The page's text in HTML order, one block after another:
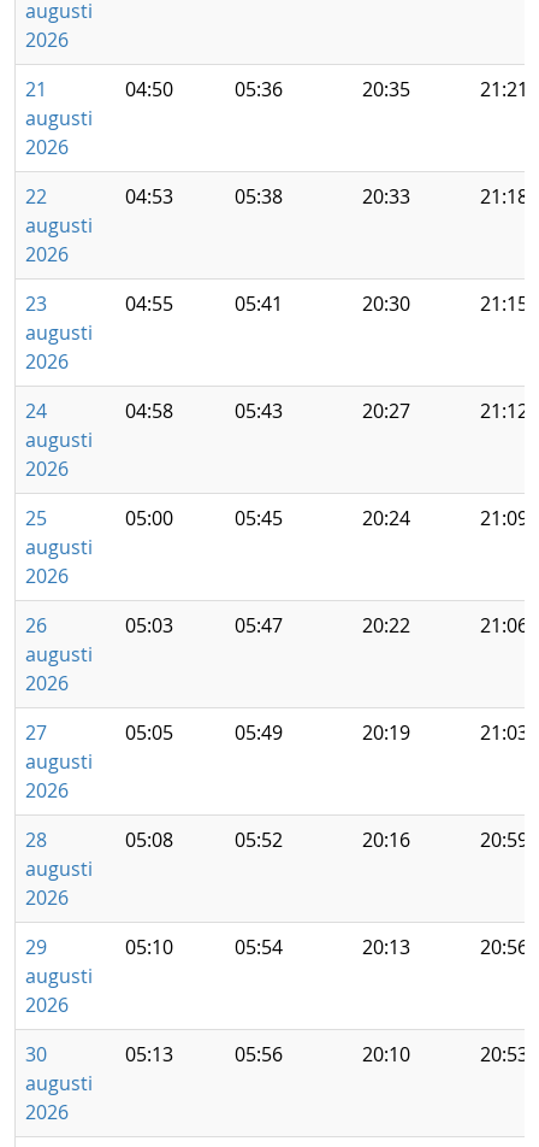
augusti
2026
21
augusti
2026
04:50 05:36 20:35 21:21
22
augusti
2026
04:53 05:38 20:33 21:18
23
augusti
2026
04:55 05:41 20:30 21:15
24
augusti
2026
04:58 05:43 20:27 21:12
25
augusti
2026
05:00 05:45 20:24 21:09
26
augusti
2026
05:03 05:47 20:22 21:06
27
augusti
2026
05:05 05:49 20:19 21:03
28
augusti
2026
05:08 05:52 20:16 20:59
29
augusti
2026
05:10 05:54 20:13 20:56
30
augusti
2026
05:13 05:56 20:10 20:53